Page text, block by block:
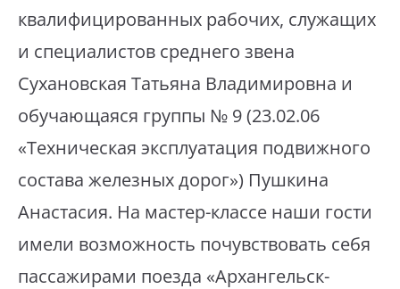
квалифицированных рабочих, служащих
и специалистов среднего звена
Сухановская Татьяна Владимировна и
обучающаяся группы № 9 (23.02.06
«Техническая эксплуатация подвижного
состава железных дорог») Пушкина
Анастасия. На мастер-классе наши гости
имели возможность почувствовать себя
пассажирами поезда «Архангельск-